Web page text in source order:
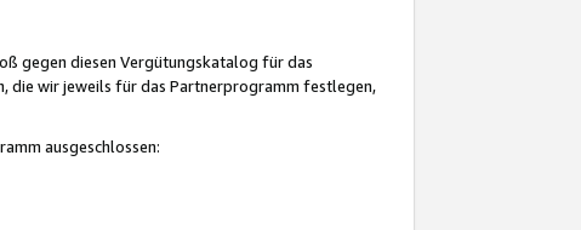
gegen diesen Vergütungskatalog für das
die wir jeweils für das Partnerprogramm festlegen,
ausgeschlossen: